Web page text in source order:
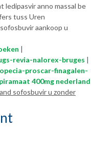
ledipasvir anno massal be
tuss Uren
aankoop u
|
revia-nalorex-bruges |
proscar-finagalen-
400mg nederland
sofosbuvir u zonder